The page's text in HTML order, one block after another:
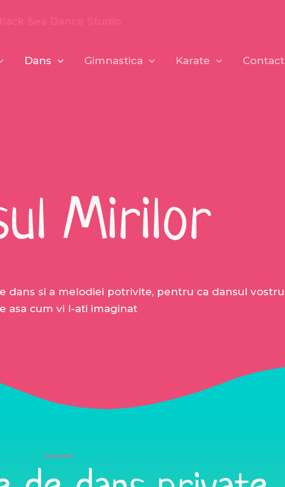
Dans Gimnastica Karate Contact
Mirilor
dans si a melodiei potrivite, pentru ca dansul vostru
asa cum vi l-ati imaginat